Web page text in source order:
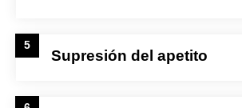
5
Supresión del apetito